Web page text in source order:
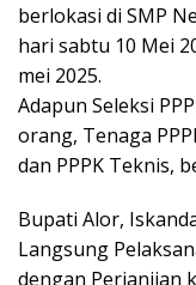
berlokasi di SMP
hari sabtu 10 Mei
mei 2025.
Adapun Seleksi
orang, Tenaga
dan PPPK Teknis,
Bupati Alor,
Langsung
dengan Perjanjian